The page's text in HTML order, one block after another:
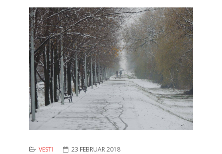
VESTI 23 FEBRUAR 2018